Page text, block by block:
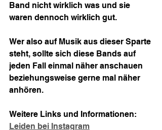
Band nicht wirklich was und sie
waren dennoch wirklich gut.
Wer also auf Musik aus dieser Sparte
steht, sollte sich diese Bands auf
jeden Fall einmal näher anschauen
beziehungsweise gerne mal näher
anhören.
Weitere Links und Informationen:
Leiden bei Instagram